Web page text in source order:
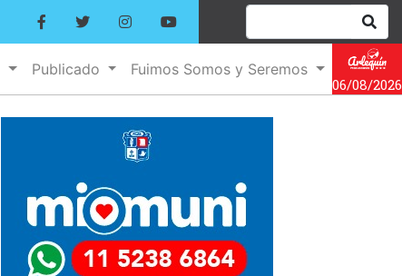
Publicado
Fuimos Somos y Seremos
06/08/2026